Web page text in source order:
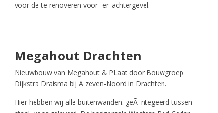
voor de te renoveren voor- en achtergevel.
Megahout Drachten
Nieuwbouw van Megahout & PLaat door Bouwgroep
Dijkstra Draisma bij A zeven-Noord in Drachten.
Hier hebben wij alle buitenwanden. geÃ¯ntegeerd tussen